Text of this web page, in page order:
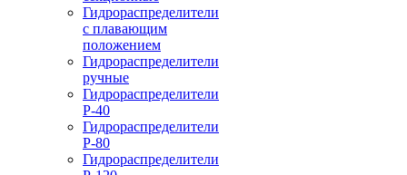
Гидрораспределители
с плавающим
положением
Гидрораспределители
ручные
Гидрораспределители
Р-40
Гидрораспределители
Р-80
Гидрораспределители